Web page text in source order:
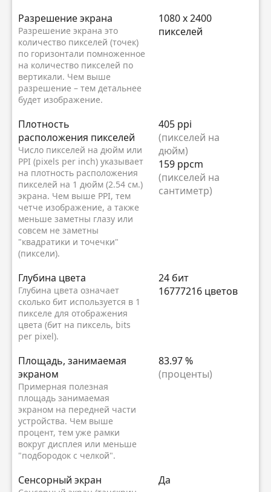
Разрешение экрана
Разрешение экрана это
количество пикселей (точек)
по горизонтали помноженное
на количество пикселей по
вертикали. Чем выше
разрешение – тем детальнее
будет изображение.
1080 x 2400
пикселей
Плотность
расположения пикселей
Число пикселей на дюйм или
PPI (pixels per inch) указывает
на плотность расположения
пикселей на 1 дюйм (2.54 см.)
экрана. Чем выше PPI, тем
четче изображение, а также
меньше заметны глазу или
совсем не заметны
"квадратики и точечки"
(пиксели).
405 ppi
(пикселей на
дюйм)
159 ppcm
(пикселей на
сантиметр)
Глубина цвета
Глубина цвета означает
сколько бит используется в 1
пикселе для отображения
цвета (бит на пиксель, bits
per pixel).
24 бит
16777216 цветов
Площадь, занимаемая
экраном
Примерная полезная
площадь занимаемая
экраном на передней части
устройства. Чем выше
процент, тем уже рамки
вокруг дисплея или меньше
"подбородок с челкой".
83.97 %
(проценты)
Сенсорный экран Да